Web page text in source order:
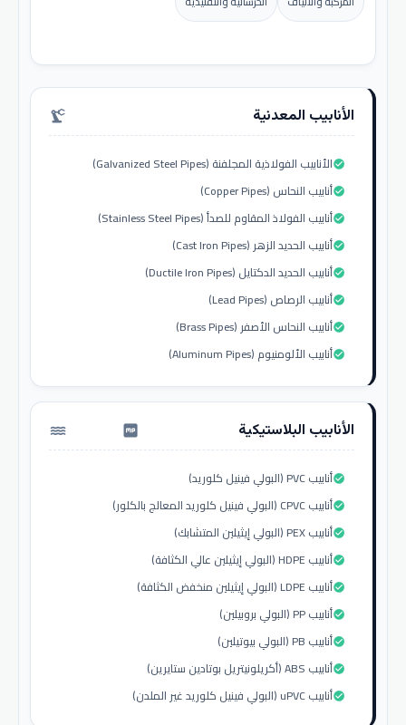
الأنابيب المعدنية precision_manufacturing
الأنابيب الفولاذية المجلفنة (Galvanized Steel Pipes)check_circle
أنابيب النحاس (Copper Pipes)check_circle
أنابيب الفولاذ المقاوم للصدأ (Stainless Steel Pipes)check_circle
أنابيب الحديد الزهر (Cast Iron Pipes)check_circle
أنابيب الحديد الدكتايل (Ductile Iron Pipes)check_circle
أنابيب الرصاص (Lead Pipes)check_circle
أنابيب النحاس الأصفر (Brass Pipes)check_circle
أنابيب الألومنيوم (Aluminum Pipes)check_circle
الأنابيب البلاستيكية water_pump
أنابيب PVC (البولي فينيل كلوريد)check_circle
أنابيب CPVC (البولي فينيل كلوريد المعالج بالكلور)check_circle
أنابيب PEX (البولي إيثيلين المتشابك)check_circle
أنابيب HDPE (البولي إيثيلين عالي الكثافة)check_circle
أنابيب LDPE (البولي إيثيلين منخفض الكثافة)check_circle
أنابيب PP (البولي بروبيلين)check_circle
أنابيب PB (البولي بيوتيلين)check_circle
أنابيب ABS (أكريلونيتريل بوتادين ستايرين)check_circle
أنابيب uPVC (البولي فينيل كلوريد غير الملدن)check_circle